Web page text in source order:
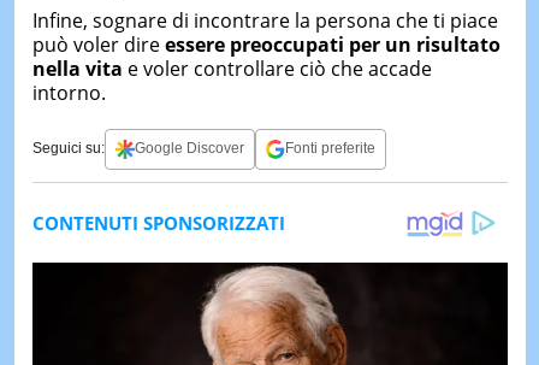
Infine, sognare di incontrare la persona che ti piace
può voler direessere preoccupati per un risultato
nella vita e voler controllare ciò che accade
intorno.
Seguici su: Google Discover Fonti preferite